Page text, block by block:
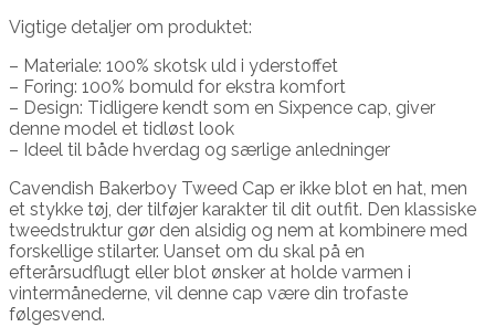
Vigtige detaljer om produktet:
– Materiale: 100% skotsk uld i yderstoffet
– Foring: 100% bomuld for ekstra komfort
– Design: Tidligere kendt som en Sixpence cap, giver
denne model et tidløst look
– Ideel til både hverdag og særlige anledninger
Cavendish Bakerboy Tweed Cap er ikke blot en hat, men
et stykke tøj, der tilføjer karakter til dit outfit. Den klassiske
tweedstruktur gør den alsidig og nem at kombinere med
forskellige stilarter. Uanset om du skal på en
efterårsudflugt eller blot ønsker at holde varmen i
vintermånederne, vil denne cap være din trofaste
følgesvend.